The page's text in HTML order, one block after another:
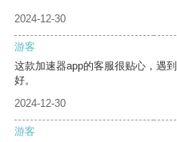
2024-12-30
游客
这款加速器app的客服很贴心，遇
好。
2024-12-30
游客